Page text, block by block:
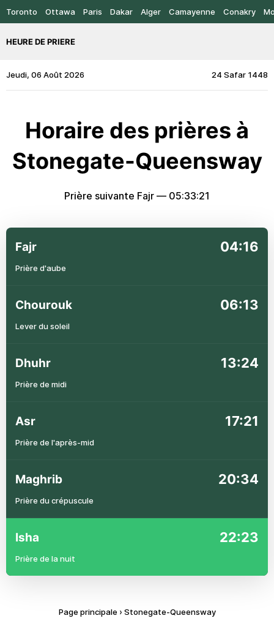
Toronto Ottawa Paris Dakar Alger Camayenne Conakry
HEURE DE PRIERE
Jeudi, 06 Août 2026 24 Safar 1448
Horaire des prières à
Stonegate-Queensway
Prière suivante Fajr — 05:33:21
Fajr 04:16
Prière d'aube
Chourouk 06:13
Lever du soleil
Dhuhr 13:24
Prière de midi
Asr 17:21
Prière de l'après-mid
Maghrib 20:34
Prière du crépuscule
Isha 22:23
Prière de la nuit
Page principale › Stonegate-Queensway